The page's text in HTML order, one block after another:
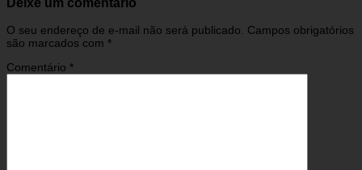
O seu endereço de e-mail não será publicado. Campos obrigatórios
são marcados com *
Comentário *